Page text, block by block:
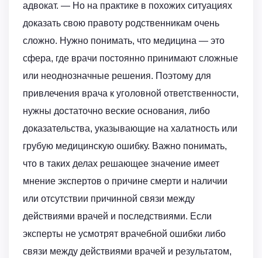
адвокат. — Но на практике в похожих ситуациях
доказать свою правоту родственникам очень
сложно. Нужно понимать, что медицина — это
сфера, где врачи постоянно принимают сложные
или неоднозначные решения. Поэтому для
привлечения врача к уголовной ответственности,
нужны достаточно веские основания, либо
доказательства, указывающие на халатность или
грубую медицинскую ошибку. Важно понимать,
что в таких делах решающее значение имеет
мнение экспертов о причине смерти и наличии
или отсутствии причинной связи между
действиями врачей и последствиями. Если
эксперты не усмотрят врачебной ошибки либо
связи между действиями врачей и результатом,